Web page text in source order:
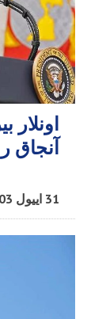
اونلار
آنجاق
31 اییول 23:03